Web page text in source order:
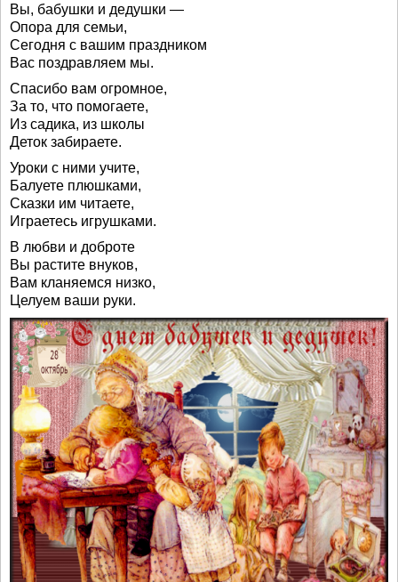
Вы, бабушки и дедушки —
Опора для семьи,
Сегодня с вашим праздником
Вас поздравляем мы.
Спасибо вам огромное,
За то, что помогаете,
Из садика, из школы
Деток забираете.
Уроки с ними учите,
Балуете плюшками,
Сказки им читаете,
Играетесь игрушками.
В любви и доброте
Вы растите внуков,
Вам кланяемся низко,
Целуем ваши руки.